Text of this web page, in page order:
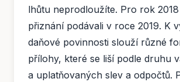
lhůtu neprodloužíte. Pro rok 2018
přiznání podávali v roce 2019. K
daňové povinnosti slouží různé
přílohy, které se liší podle druhu
a uplatňovaných slev a odpočtů.